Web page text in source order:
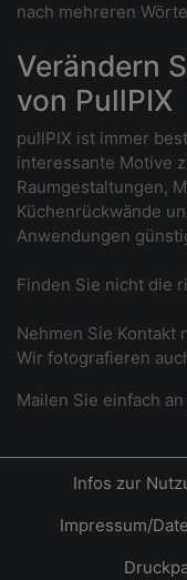
nach mehreren
Verändern
von PullPIX
pullPIX ist immer
interessante Motive
Raumgestaltungen,
Küchenrückwände
Anwendungen
Finden Sie nicht die
Nehmen Sie Kontakt
Wir fotografieren
Mailen Sie einfach an
Infos zur
Impressum/